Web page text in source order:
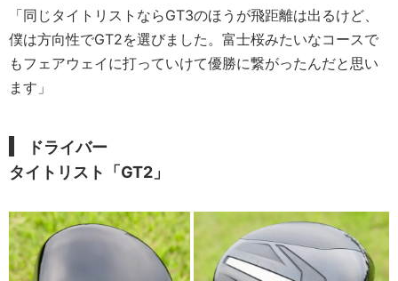
「同じタイトリストならGT3のほうが飛距離は出るけど、
僕は方向性でGT2を選びました。富士桜みたいなコースで
もフェアウェイに打っていけて優勝に繋がったんだと思い
ます」
ドライバー
タイトリスト「GT2」